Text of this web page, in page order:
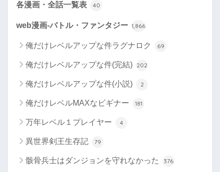
各漫画・全話一覧表 40
web漫画-バトル・ファンタジー 1,866
俺だけレベルアップな件ラグナロク 69
俺だけレベルアップな件(完結) 202
俺だけレベルアップな件(小説) 2
俺だけレベルMAXなビギナー 181
万年レベル１プレイヤー 4
異世界剣王生存記 79
骸骨兵士はダンジョンを守れなかった 376